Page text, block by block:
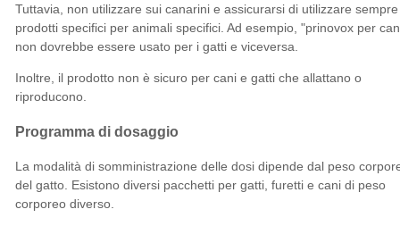
Tuttavia, non utilizzare sui canarini e assicurarsi di utilizzare
prodotti specifici per animali specifici. Ad esempio, "prinovox per
non dovrebbe essere usato per i gatti e viceversa.
Inoltre, il prodotto non è sicuro per cani e gatti che allattano o
riproducono.
Programma di dosaggio
La modalità di somministrazione delle dosi dipende dal peso
del gatto. Esistono diversi pacchetti per gatti, furetti e cani di peso
corporeo diverso.